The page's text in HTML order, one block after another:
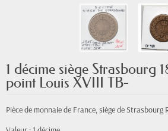
1 décime siège Strasbourg
point Louis XVIII TB-
Pièce de monnaie de France, siège de